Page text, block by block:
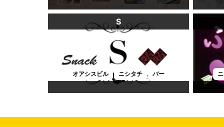
S
オアシスビル ニシタチ バー